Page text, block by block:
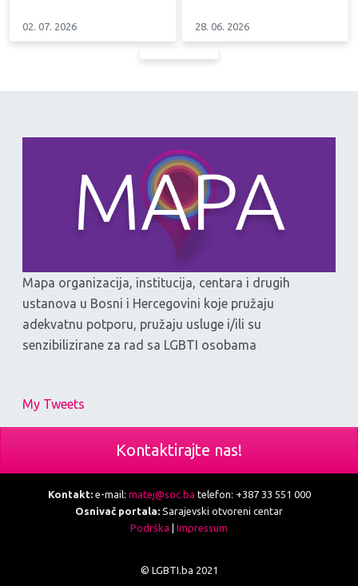
02. 07. 2026 28. 06. 2026
Mapa organizacija, institucija, centara i drugih
ustanova u Bosni i Hercegovini koje pružaju
adekvatnu potporu, pružaju usluge i/ili su
senzibilizirane za rad sa LGBTI osobama
My Tweets
Kontaktirajte nas!
Kontakt:e-mail: matej@soc.ba telefon: +387 33 551 000
Osnivač portala: Sarajevski otvoreni centar
Podrška | Impressum
© LGBTI.ba 2021